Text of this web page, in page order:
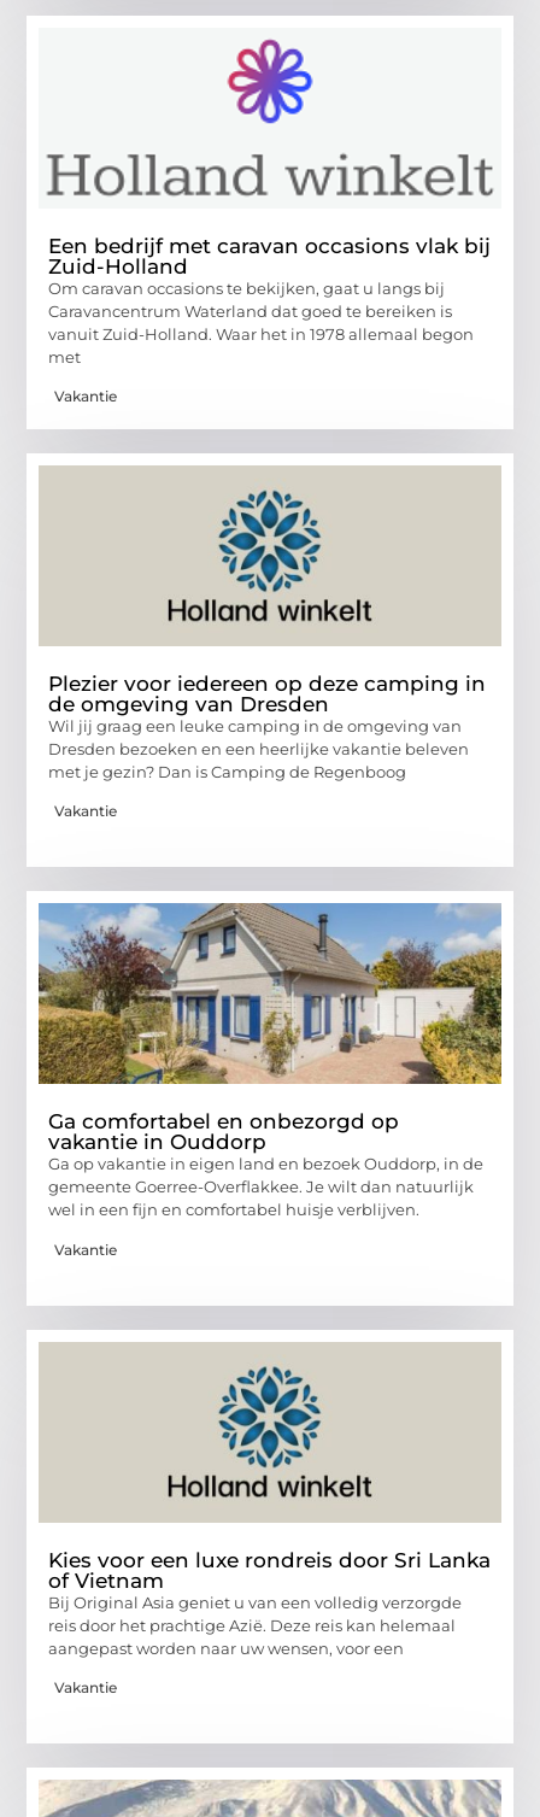
Een bedrijf met caravan occasions vlak bij
Zuid-Holland
Om caravan occasions te bekijken, gaat u langs bij
Caravancentrum Waterland dat goed te bereiken is
vanuit Zuid-Holland. Waar het in 1978 allemaal begon
met
Vakantie
Plezier voor iedereen op deze camping in
de omgeving van Dresden
Wil jij graag een leuke camping in de omgeving van
Dresden bezoeken en een heerlijke vakantie beleven
met je gezin? Dan is Camping de Regenboog
Vakantie
Ga comfortabel en onbezorgd op
vakantie in Ouddorp
Ga op vakantie in eigen land en bezoek Ouddorp, in de
gemeente Goerree-Overflakkee. Je wilt dan natuurlijk
wel in een fijn en comfortabel huisje verblijven.
Vakantie
Kies voor een luxe rondreis door Sri Lanka
of Vietnam
Bij Original Asia geniet u van een volledig verzorgde
reis door het prachtige Azië. Deze reis kan helemaal
aangepast worden naar uw wensen, voor een
Vakantie